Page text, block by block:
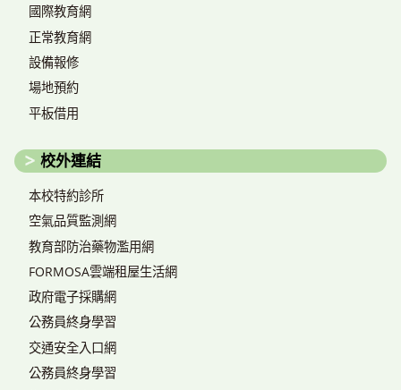
國際教育網
正常教育網
設備報修
場地預約
平板借用
校外連結
本校特約診所
空氣品質監測網
教育部防治藥物濫用網
FORMOSA雲端租屋生活網
政府電子採購網
公務員終身學習
交通安全入口網
公務員終身學習